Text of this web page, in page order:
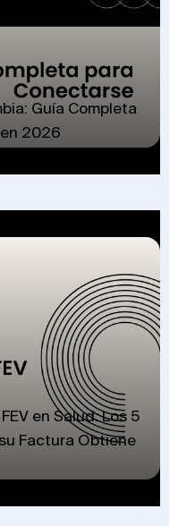
Guía Completa
2026
en Salud: Los 5
Factura Obtiene